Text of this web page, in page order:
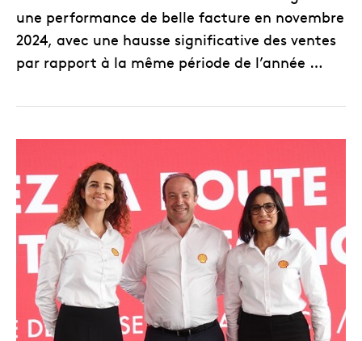
une performance de belle facture en novembre
2024, avec une hausse significative des ventes
par rapport à la même période de l’année …